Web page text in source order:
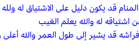
قد يكون دليل على الاشتياق له
له والله يعلم الغيب
قد يشير إلى طول العمر والله أعلى